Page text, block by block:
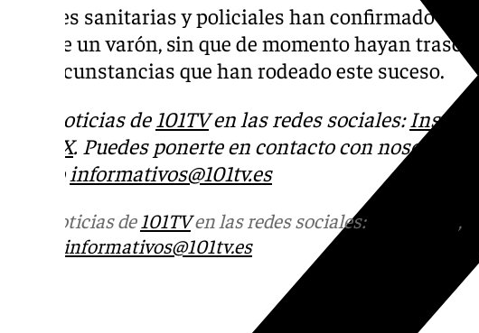
Fuentes sanitarias y policiales han confirmado el
vida de un varón, sin que de momento hayan
las circunstancias que han rodeado este suceso.
Más noticias de 101TVen las redes sociales:
X. Puedes ponerte en contacto con nosotros en
correo informativos@101tv.es
Más noticias de 101TVen las redes sociales: ,
informativos@101tv.es